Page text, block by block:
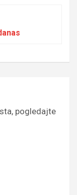
pogledajte